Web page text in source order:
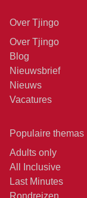
Over Tjingo
Over Tjingo
Blog
Nieuwsbrief
Nieuws
Vacatures
Populaire themas
Adults only
All Inclusive
Last Minutes
Rondreizen